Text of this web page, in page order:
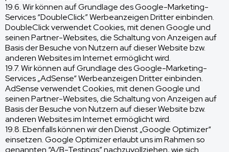
19.6. Wir können auf Grundlage des Google-Marketing-
Services “DoubleClick” Werbeanzeigen Dritter einbinden.
DoubleClick verwendet Cookies, mit denen Google und
seinen Partner-Websites, die Schaltung von Anzeigen auf
Basis der Besuche von Nutzern auf dieser Website bzw.
anderen Websites im Internet ermöglicht wird.
19.7. Wir können auf Grundlage des Google-Marketing-
Services „AdSense“ Werbeanzeigen Dritter einbinden.
AdSense verwendet Cookies, mit denen Google und
seinen Partner-Websites, die Schaltung von Anzeigen auf
Basis der Besuche von Nutzern auf dieser Website bzw.
anderen Websites im Internet ermöglicht wird.
19.8. Ebenfalls können wir den Dienst „Google Optimizer“
einsetzen. Google Optimizer erlaubt uns im Rahmen so
genannten “A/B-Testings” nachzuvollziehen, wie sich